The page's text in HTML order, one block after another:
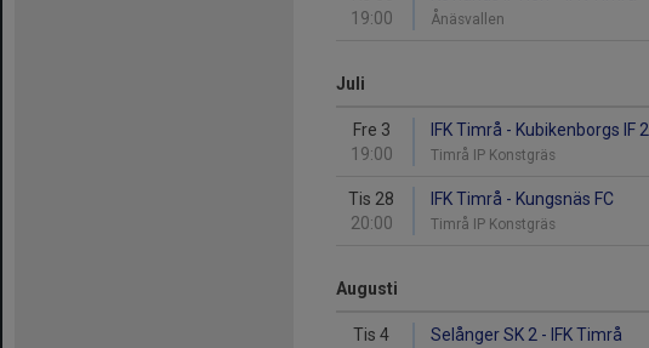
19:00
Ånäsvallen
Juli
Fre 3
19:00
IFK Timrå - Kubikenborgs IF 2
Timrå IP Konstgräs
Tis 28
20:00
IFK Timrå - Kungsnäs FC
Timrå IP Konstgräs
Augusti
Tis 4
Selånger SK 2 - IFK Timrå